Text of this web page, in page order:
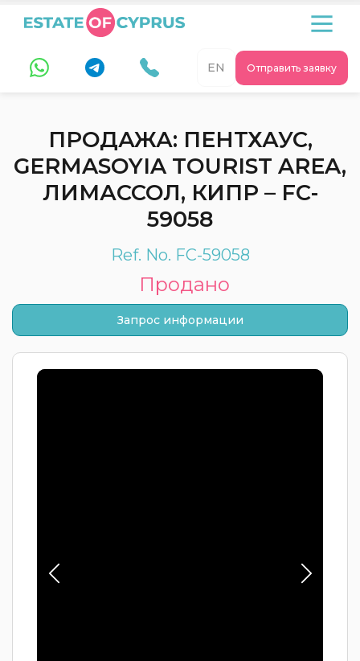
Отправить заявку
EN
ПРОДАЖА: ПЕНТХАУС,
GERMASOYIA TOURIST AREA,
ЛИМАССОЛ, КИПР – FC-
59058
Ref. No. FC-59058
Продано
Запрос информации